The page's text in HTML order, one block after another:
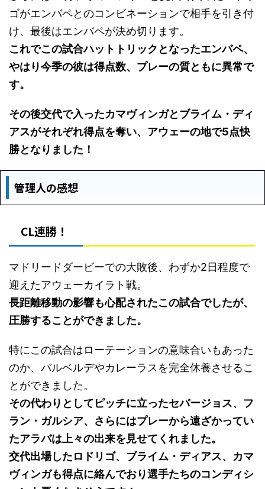
ゴがエンバペとのコンビネーションで相手を引き付
け、最後はエンバペが決め切ります。
これでこの試合ハットトリックとなったエンバペ、
やはり今季の彼は得点数、プレーの質ともに異常で
す。
その後交代で入ったカマヴィンガとブライム・ディ
アスがそれぞれ得点を奪い、アウェーの地で5点快
勝となりました！
管理人の感想
CL連勝！
マドリードダービーでの大敗後、わずか2日程度で
迎えたアウェーカイラト戦。
長距離移動の影響も心配されたこの試合でしたが、
圧勝することができました。
特にこの試合はローテーションの意味合いもあった
のか、バルベルデやカレーラスを完全休養させるこ
とができました。
その代わりとしてピッチに立ったセバージョス、フ
ラン・ガルシア、さらにはプレーから遠ざかってい
たアラバは上々の出来を見せてくれました。
交代出場したロドリゴ、ブライム・ディアス、カマ
ヴィンガも得点に絡んでおり選手たちのコンディシ